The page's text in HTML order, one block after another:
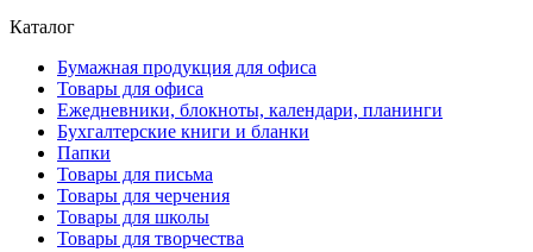
Каталог
Бумажная продукция для офиса
Товары для офиса
Ежедневники, блокноты, календари, планинги
Бухгалтерские книги и бланки
Папки
Товары для письма
Товары для черчения
Товары для школы
Товары для творчества